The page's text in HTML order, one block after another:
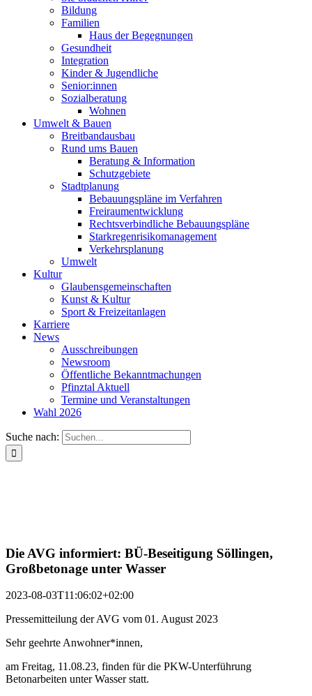
Bildung
Familien
Haus der Begegnungen
Gesundheit
Integration
Kinder & Jugendliche
Senior:innen
Sozialberatung
Wohnen
Umwelt & Bauen
Breitbandausbau
Rund ums Bauen
Beratung & Information
Schutzgebiete
Stadtplanung
Bebauungspläne im Verfahren
Freiraumentwicklung
Rechtsverbindliche Bebauungspläne
Starkregenrisikomanagement
Verkehrsplanung
Umwelt
Kultur
Glaubensgemeinschaften
Kunst & Kultur
Sport & Freizeitanlagen
Karriere
News
Ausschreibungen
Newsroom
Öffentliche Bekanntmachungen
Pfinztal Aktuell
Termine und Veranstaltungen
Wahl 2026
Suche nach:
Die AVG informiert: BÜ-Beseitigung Söllingen,
Großbetonage unter Wasser
2023-08-03T11:06:02+02:00
Pressemitteilung der AVG vom 01. August 2023
Sehr geehrte Anwohner*innen,
am Freitag, 11.08.23, finden für die PKW-Unterführung
Betonarbeiten unter Wasser statt.